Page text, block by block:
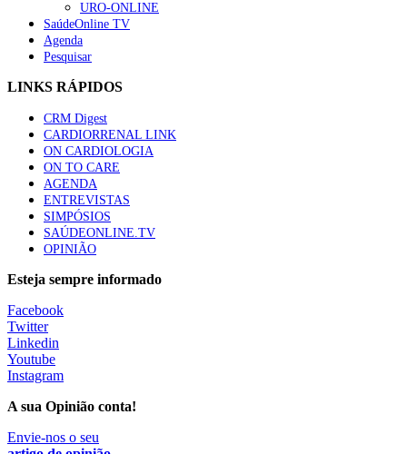
URO-ONLINE
SaúdeOnline TV
Agenda
Pesquisar
LINKS RÁPIDOS
CRM Digest
CARDIORRENAL LINK
ON CARDIOLOGIA
ON TO CARE
AGENDA
ENTREVISTAS
SIMPÓSIOS
SAÚDEONLINE.TV
OPINIÃO
Esteja sempre informado
Facebook
Twitter
Linkedin
Youtube
Instagram
A sua Opinião conta!
Envie-nos o seu